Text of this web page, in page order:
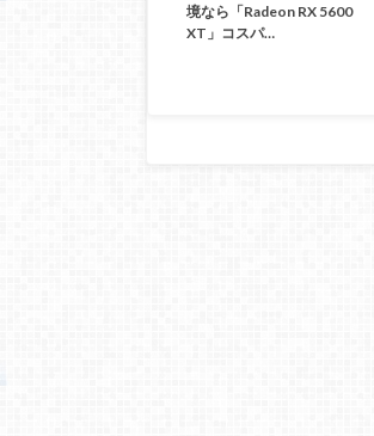
境なら「Radeon RX 5600
XT」コスパ…